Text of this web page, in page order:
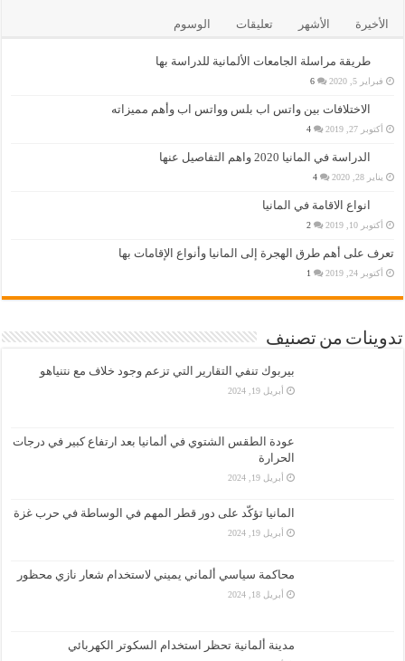
الأخيرة الأشهر تعليقات الوسوم
طريقة مراسلة الجامعات الألمانية للدراسة بها
فبراير 5, 2020 6
الاختلافات بين واتس اب بلس وواتس اب وأهم مميزاته
أكتوبر 27, 2019 4
الدراسة في المانيا 2020 واهم التفاصيل عنها
يناير 28, 2020 4
انواع الاقامة في المانيا
أكتوبر 10, 2019 2
تعرف على أهم طرق الهجرة إلى المانيا وأنواع الإقامات بها
أكتوبر 24, 2019 1
تدوينات من تصنيف
بيربوك تنفي التقارير التي تزعم وجود خلاف مع نتنياهو
أبريل 19, 2024
عودة الطقس الشتوي في ألمانيا بعد ارتفاع كبير في درجات
الحرارة
أبريل 19, 2024
المانيا تؤكّد على دور قطر المهم في الوساطة في حرب غزة
أبريل 19, 2024
محاكمة سياسي ألماني يميني لاستخدام شعار نازي محظور
أبريل 18, 2024
مدينة ألمانية تحظر استخدام السكوتر الكهربائي